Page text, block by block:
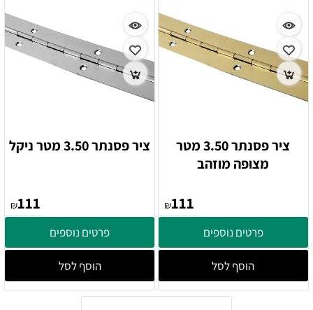
ציר פסנתר 3.50 מטר
מצופה מוזהב
₪111
פרטים נוספים
הוסף לסל
ציר פסנתר 3.50 מטר ניקל
₪111
פרטים נוספים
הוסף לסל